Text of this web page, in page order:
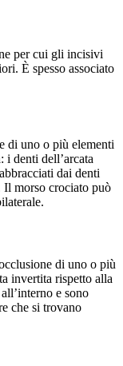
per cui gli incisivi
È spesso associato
di uno o più elementi
i denti dell’arcata
dai denti
Il morso crociato può
di uno o più
invertita rispetto alla
e sono
che si trovano